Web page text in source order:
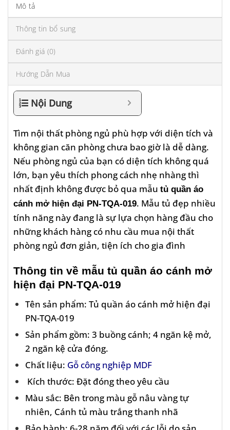
Mô tả
Thông tin bổ sung
Đánh giá (0)
Hướng Dẫn Mua
Nội Dung
Tìm nội thất phòng ngủ phù hợp với diện tích và
không gian căn phòng chưa bao giờ là dễ dàng.
Nếu phòng ngủ của bạn có diện tích không quá
lớn, bạn yêu thích phong cách nhẹ nhàng thì
nhất định không được bỏ qua mẫu tủ quần áo
cánh mở hiện đại PN-TQA-019. Mẫu tủ đẹp nhiều
tính năng này đang là sự lựa chọn hàng đầu cho
những khách hàng có nhu cầu mua nội thất
phòng ngủ đơn giản, tiện ích cho gia đình
Thông tin về mẫu tủ quần áo cánh mở
hiện đại PN-TQA-019
Tên sản phẩm: Tủ quần áo cánh mở hiện đại
PN-TQA-019
Sản phẩm gồm: 3 buồng cánh; 4 ngăn kệ mở,
2 ngăn kệ cửa đóng.
Chất liệu: Gỗ công nghiệp MDF
Kích thước: Đặt đóng theo yêu cầu
Màu sắc: Bên trong màu gỗ nâu vàng tự
nhiên, Cánh tủ màu trắng thanh nhã